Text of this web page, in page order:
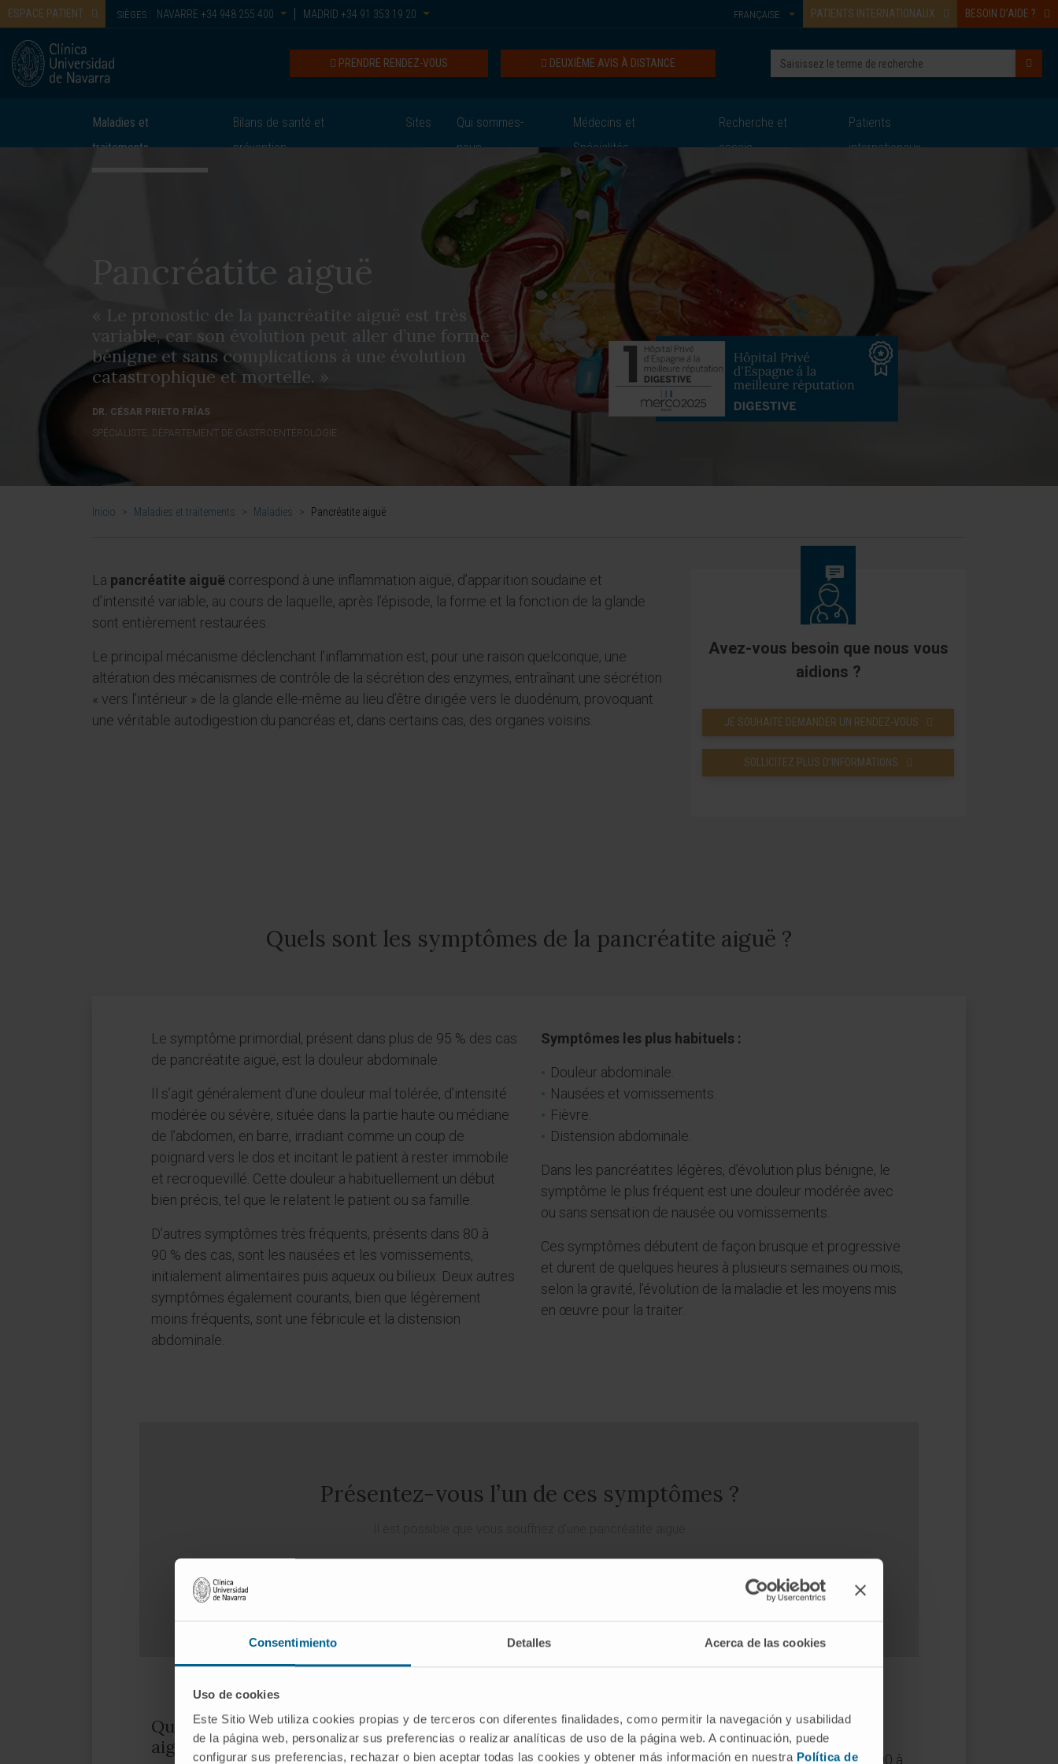
Consentimiento Detalles Acerca de las cookies
Uso de cookies
Este Sitio Web utiliza cookies propias y de terceros con diferentes finalidades, como permitir la navegación y usabilidad
de la página web, personalizar sus preferencias o realizar analíticas de uso de la página web. A continuación, puede
configurar sus preferencias, rechazar o bien aceptar todas las cookies y obtener más información en nuestra Política de
ESPACE PATIENT SIÈGES : NAVARRE +34 948 255 400 MADRID +34 91 353 19 20 PATIENTS INTERNATIONAUX BESOIN D’AIDE ?
FRANÇAISE
DEUXIÈME AVIS À DISTANCE
PRENDRE RENDEZ-VOUS
Maladies et
traitements
Bilans de santé et
prévention
Sites
Qui sommes-
nous
Médecins et
Spécialités
Recherche et
essais
Patients
internationaux
Pancréatite aiguë
« Le pronostic de la pancréatite aiguë est très
variable, car son évolution peut aller d’une forme
bénigne et sans complications à une évolution
catastrophique et mortelle. »
DR. CÉSAR PRIETO FRÍAS
SPÉCIALISTE. DÉPARTEMENT DE GASTROENTÉROLOGIE
Inicio > Maladies et traitements > Maladies > Pancréatite aiguë
La pancréatite aiguë correspond à une inflammation aiguë, d’apparition soudaine et
d’intensité variable, au cours de laquelle, après l’épisode, la forme et la fonction de la glande
sont entièrement restaurées.
Le principal mécanisme déclenchant l’inflammation est, pour une raison quelconque, une
altération des mécanismes de contrôle de la sécrétion des enzymes, entraînant une sécrétion
« vers l’intérieur » de la glande elle-même au lieu d’être dirigée vers le duodénum, provoquant
une véritable autodigestion du pancréas et, dans certains cas, des organes voisins.
Avez-vous besoin que nous vous
aidions ?
JE SOUHAITE DEMANDER UN RENDEZ-VOUS
SOLLICITEZ PLUS D’INFORMATIONS
Quels sont les symptômes de la pancréatite aiguë ?
Le symptôme primordial, présent dans plus de 95 % des cas
de pancréatite aiguë, est la douleur abdominale.
Il s’agit généralement d’une douleur mal tolérée, d’intensité
modérée ou sévère, située dans la partie haute ou médiane
de l’abdomen, en barre, irradiant comme un coup de
poignard vers le dos et incitant le patient à rester immobile
et recroquevillé. Cette douleur a habituellement un début
bien précis, tel que le relatent le patient ou sa famille.
D’autres symptômes très fréquents, présents dans 80 à
90 % des cas, sont les nausées et les vomissements,
initialement alimentaires puis aqueux ou bilieux. Deux autres
symptômes également courants, bien que légèrement
moins fréquents, sont une fébricule et la distension
abdominale.
Symptômes les plus habituels :
Douleur abdominale.
Nausées et vomissements.
Fièvre.
Distension abdominale.
Dans les pancréatites légères, d’évolution plus bénigne, le
symptôme le plus fréquent est une douleur modérée avec
ou sans sensation de nausée ou vomissements.
Ces symptômes débutent de façon brusque et progressive
et durent de quelques heures à plusieurs semaines ou mois,
selon la gravité, l’évolution de la maladie et les moyens mis
en œuvre pour la traiter.
Présentez-vous l’un de ces symptômes ?
Quelles sont les causes de la pancréatite
aiguë ?
Qui peut en souffrir ?
En Espagne, l’incidence de la pancréatite aiguë est de 100 à